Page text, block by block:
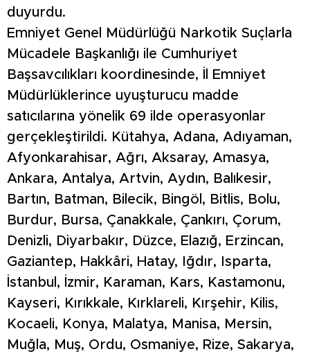
duyurdu.
Emniyet Genel Müdürlüğü Narkotik Suçlarla
Mücadele Başkanlığı ile Cumhuriyet
Başsavcılıkları koordinesinde, İl Emniyet
Müdürlüklerince uyuşturucu madde
satıcılarına yönelik 69 ilde operasyonlar
gerçekleştirildi. Kütahya, Adana, Adıyaman,
Afyonkarahisar, Ağrı, Aksaray, Amasya,
Ankara, Antalya, Artvin, Aydın, Balıkesir,
Bartın, Batman, Bilecik, Bingöl, Bitlis, Bolu,
Burdur, Bursa, Çanakkale, Çankırı, Çorum,
Denizli, Diyarbakır, Düzce, Elazığ, Erzincan,
Gaziantep, Hakkâri, Hatay, Iğdır, Isparta,
İstanbul, İzmir, Karaman, Kars, Kastamonu,
Kayseri, Kırıkkale, Kırklareli, Kırşehir, Kilis,
Kocaeli, Konya, Malatya, Manisa, Mersin,
Muğla, Muş, Ordu, Osmaniye, Rize, Sakarya,